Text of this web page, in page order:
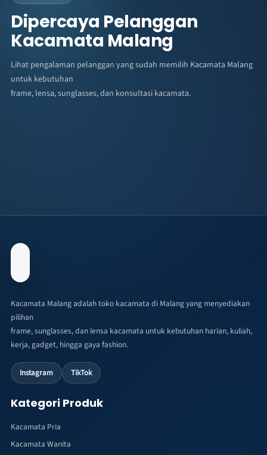
Dipercaya Pelanggan
Kacamata Malang
Lihat pengalaman pelanggan yang sudah memilih Kacamata Malang
untuk kebutuhan
frame, lensa, sunglasses, dan konsultasi kacamata.
Kacamata Malang adalah toko kacamata di Malang yang menyediakan
pilihan
frame, sunglasses, dan lensa kacamata untuk kebutuhan harian, kuliah,
kerja, gadget, hingga gaya fashion.
Instagram TikTok
Kategori Produk
Kacamata Pria
Kacamata Wanita